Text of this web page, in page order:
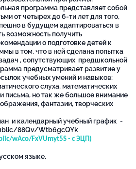
программа представляет собой
от четырех до 6-ти лет для того,
в будущем адаптироваться в
возможность получить
о подготовке детей к
в том, что в ней сделана попытка
, сопутствующих предшкольной
предусматривает развитие у
учебных умений и навыков:
слуха, математических
письма, но так же большое внимание
фантазии, творческих
и календарный учебный график -
88Qv/Wtb6gcQYk
wAco/FxVUmyt5S - с ЭЦП)
языке.